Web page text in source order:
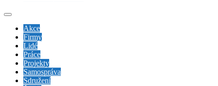
Akce
Firmy
Lidé
Práce
Projekty
Samospráva
Sdružení